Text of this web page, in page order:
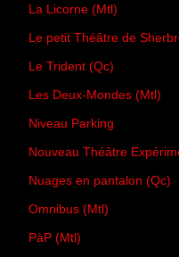
La Licorne (Mtl)
Le petit Théâtre de
Le Trident (Qc)
Les Deux-Mondes (Mtl)
Niveau Parking
Nouveau Théâtre
Nuages en pantalon (Qc)
Omnibus (Mtl)
PàP (Mtl)